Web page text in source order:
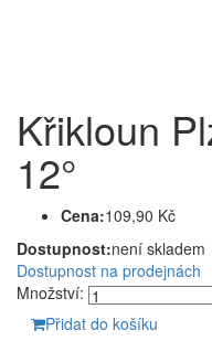
Křikloun
12°
Cena:109,90 Kč
Dostupnost:není skladem
Dostupnost na prodejnách
Množství:
Přidat do košíku